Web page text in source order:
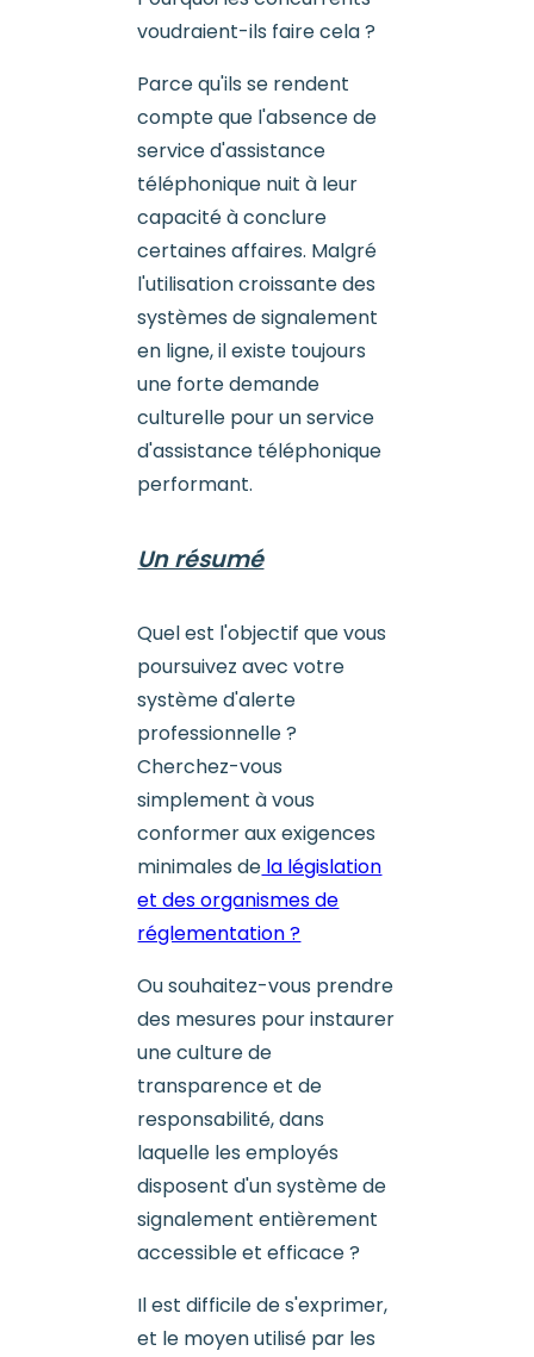
voudraient-ils faire cela ?
Parce qu'ils se rendent
compte que l'absence de
service d'assistance
téléphonique nuit à leur
capacité à conclure
certaines affaires. Malgré
l'utilisation croissante des
systèmes de signalement
en ligne, il existe toujours
une forte demande
culturelle pour un service
d'assistance téléphonique
performant.
Un résumé
Quel est l'objectif que vous
poursuivez avec votre
système d'alerte
professionnelle ?
Cherchez-vous
simplement à vous
conformer aux exigences
minimales de la législation
et des organismes de
réglementation ?
Ou souhaitez-vous prendre
des mesures pour instaurer
une culture de
transparence et de
responsabilité, dans
laquelle les employés
disposent d'un système de
signalement entièrement
accessible et efficace ?
Il est difficile de s'exprimer,
et le moyen utilisé par les